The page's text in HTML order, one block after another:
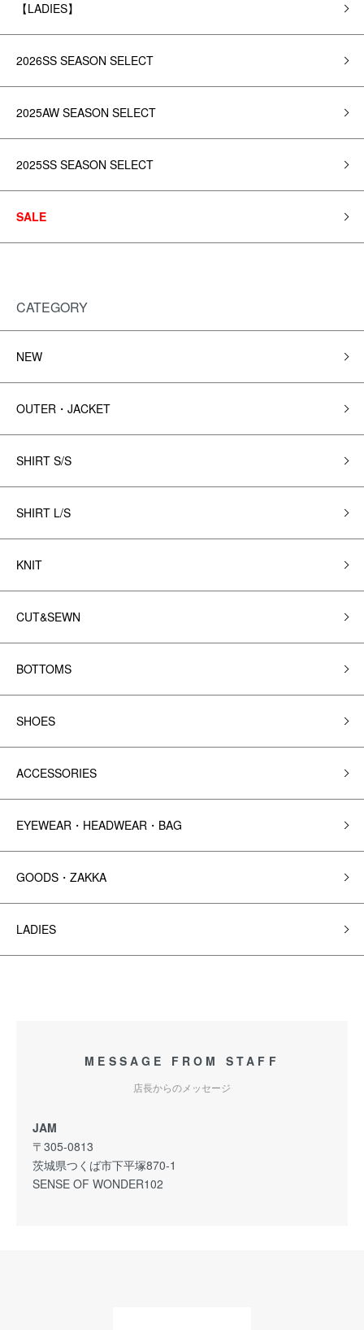
【LADIES】
2026SS SEASON SELECT
2025AW SEASON SELECT
2025SS SEASON SELECT
SALE
CATEGORY
NEW
OUTER・JACKET
SHIRT S/S
SHIRT L/S
KNIT
CUT&SEWN
BOTTOMS
SHOES
ACCESSORIES
EYEWEAR・HEADWEAR・BAG
GOODS・ZAKKA
LADIES
MESSAGE FROM STAFF
店長からのメッセージ
JAM
〒305-0813
茨城県つくば市下平塚870-1
SENSE OF WONDER102